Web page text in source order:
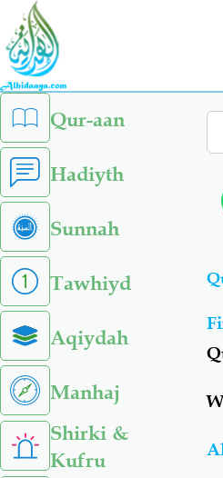
Skip
main
content
left
sidebar
menu
Qur-aan
Hadiyth
Sunnah
Tawhiyd
Aqiydah
Manhaj
Shirki &
Kufru